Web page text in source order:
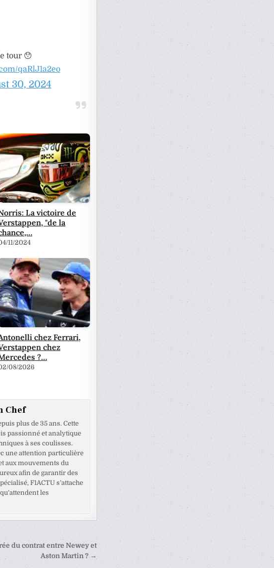
tour 😯
qaRlJ1a2eo
30, 2024
La victoire de
"de la
11/2024
chez Ferrari,
chez
?…
08/2026
Chef
plus de 35 ans. Cette
passionné et analytique
à ses coulisses.
une attention particulière
aux mouvements du
afin de garantir des
F1ACTU s’attache
les
du contrat entre Newey et
Aston Martin ? →